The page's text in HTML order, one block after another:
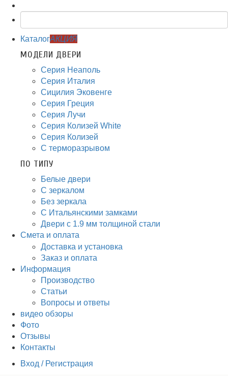
КаталогАКЦИЯ
МОДЕЛИ ДВЕРИ
Серия Неаполь
Серия Италия
Сицилия Эковенге
Серия Греция
Серия Лучи
Серия Колизей White
Серия Колизей
С терморазрывом
ПО ТИПУ
Белые двери
С зеркалом
Без зеркала
С Итальянскими замками
Двери с 1.9 мм толщиной стали
Смета и оплата
Доставка и установка
Заказ и оплата
Информация
Производство
Статьи
Вопросы и ответы
видео обзоры
Фото
Отзывы
Контакты
Вход / Регистрация